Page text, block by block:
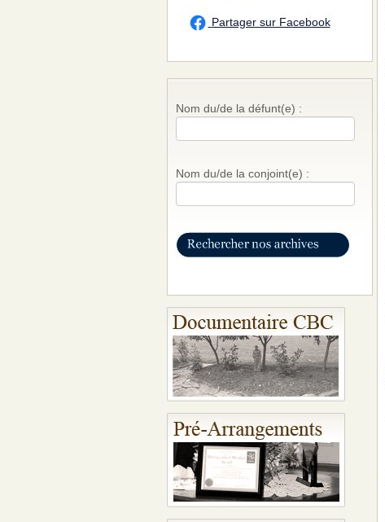
Partager sur Facebook
Nom du/de la défunt(e) :
Nom du/de la conjoint(e) :